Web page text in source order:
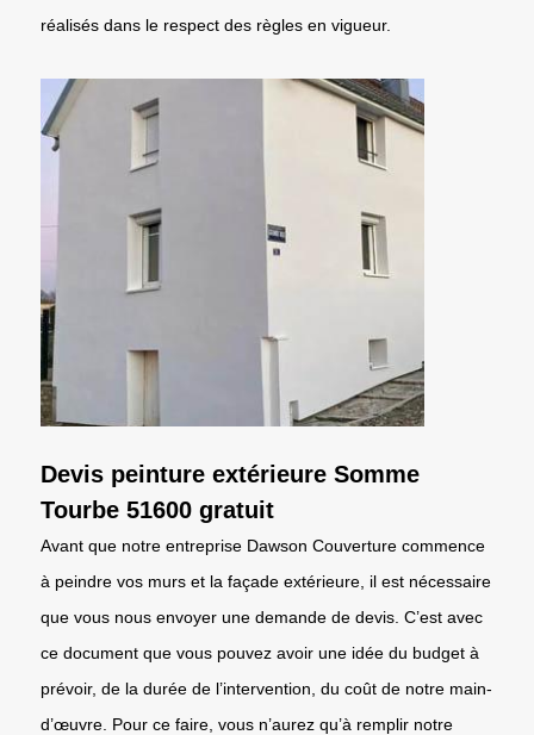
réalisés dans le respect des règles en vigueur.
Devis peinture extérieure Somme
Tourbe 51600 gratuit
Avant que notre entreprise Dawson Couverture commence
à peindre vos murs et la façade extérieure, il est nécessaire
que vous nous envoyer une demande de devis. C’est avec
ce document que vous pouvez avoir une idée du budget à
prévoir, de la durée de l’intervention, du coût de notre main-
d’œuvre. Pour ce faire, vous n’aurez qu’à remplir notre